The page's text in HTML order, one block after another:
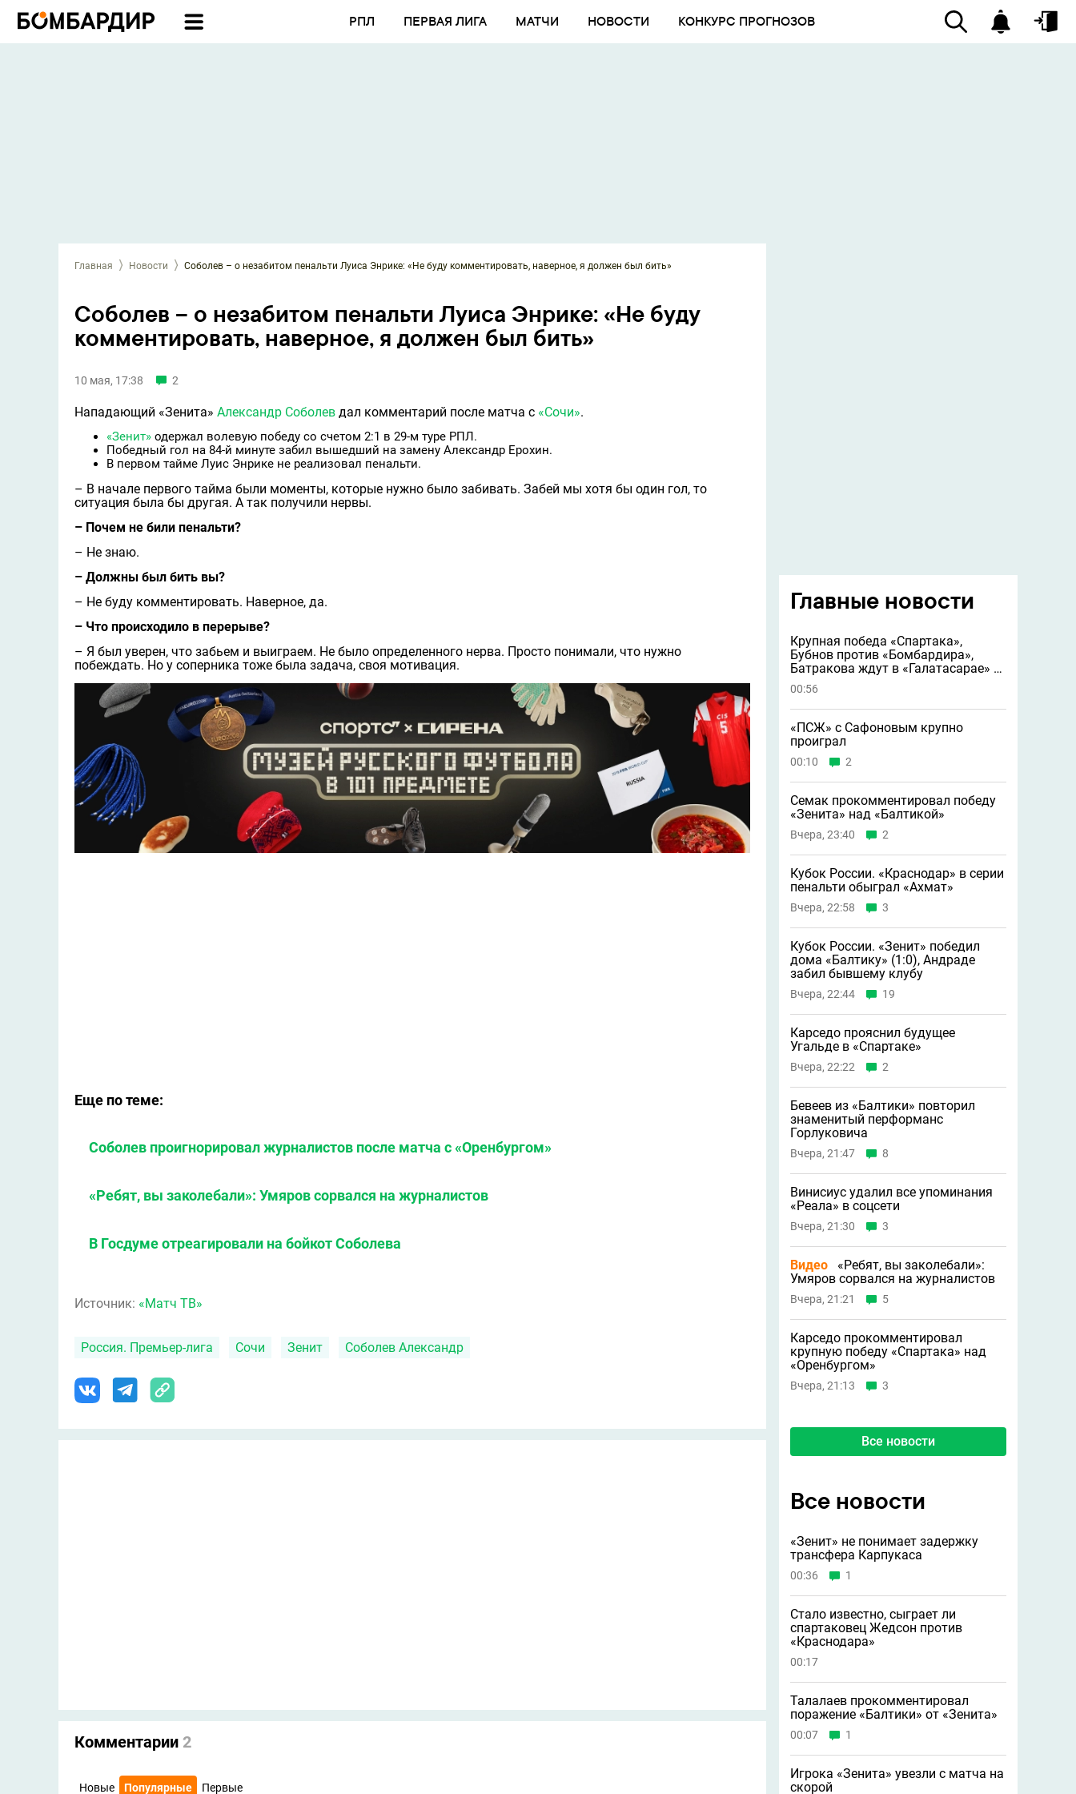
РПЛ ПЕРВАЯ ЛИГА МАТЧИ НОВОСТИ КОНКУРС ПРОГНОЗОВ
Главная Новости Соболев – о незабитом пенальти Луиса Энрике: «Не буду комментировать, наверное, я должен был бить»
Соболев – о незабитом пенальти Луиса Энрике: «Не буду
комментировать, наверное, я должен был бить»
10 мая, 17:38 2
Нападающий «Зенита» Александр Соболев дал комментарий после матча с «Сочи».
«Зенит» одержал волевую победу со счетом 2:1 в 29-м туре РПЛ.
Победный гол на 84-й минуте забил вышедший на замену Александр Ерохин.
В первом тайме Луис Энрике не реализовал пенальти.
– В начале первого тайма были моменты, которые нужно было забивать. Забей мы хотя бы один гол, то
ситуация была бы другая. А так получили нервы.
– Почем не били пенальти?
– Не знаю.
– Должны был бить вы?
– Не буду комментировать. Наверное, да.
– Что происходило в перерыве?
– Я был уверен, что забьем и выиграем. Не было определенного нерва. Просто понимали, что нужно
побеждать. Но у соперника тоже была задача, своя мотивация.
Еще по теме:
Соболев проигнорировал журналистов после матча с «Оренбургом»
«Ребят, вы заколебали»: Умяров сорвался на журналистов
В Госдуме отреагировали на бойкот Соболева
Источник: «Матч ТВ»
Россия. Премьер-лига Сочи Зенит Соболев Александр
Комментарии 2
Новые Популярные Первые
Главные новости
Крупная победа «Спартака»,
Бубнов против «Бомбардира»,
Батракова ждут в «Галатасарае» и
другие новости
00:56
«ПСЖ» с Сафоновым крупно
проиграл
00:10 2
Семак прокомментировал победу
«Зенита» над «Балтикой»
Вчера, 23:40 2
Кубок России. «Краснодар» в серии
пенальти обыграл «Ахмат»
Вчера, 22:58 3
Кубок России. «Зенит» победил
дома «Балтику» (1:0), Андраде
забил бывшему клубу
Вчера, 22:44 19
Карседо прояснил будущее
Угальде в «Спартаке»
Вчера, 22:22 2
Бевеев из «Балтики» повторил
знаменитый перформанс
Горлуковича
Вчера, 21:47 8
Винисиус удалил все упоминания
«Реала» в соцсети
Вчера, 21:30 3
Видео
«Ребят, вы заколебали»:
Умяров сорвался на журналистов
Вчера, 21:21 5
Карседо прокомментировал
крупную победу «Спартака» над
«Оренбургом»
Вчера, 21:13 3
Все новости
Все новости
«Зенит» не понимает задержку
трансфера Карпукаса
00:36 1
Стало известно, сыграет ли
спартаковец Жедсон против
«Краснодара»
00:17
Талалаев прокомментировал
поражение «Балтики» от «Зенита»
00:07 1
Игрока «Зенита» увезли с матча на
скорой